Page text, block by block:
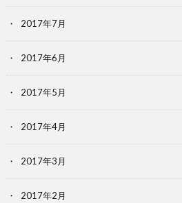
2017年7月
2017年6月
2017年5月
2017年4月
2017年3月
2017年2月